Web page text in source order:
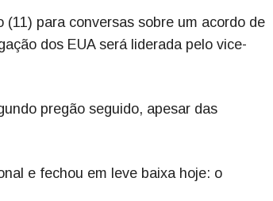
para conversas sobre um acordo de
dos EUA será liderada pelo vice-
pregão seguido, apesar das
e fechou em leve baixa hoje: o